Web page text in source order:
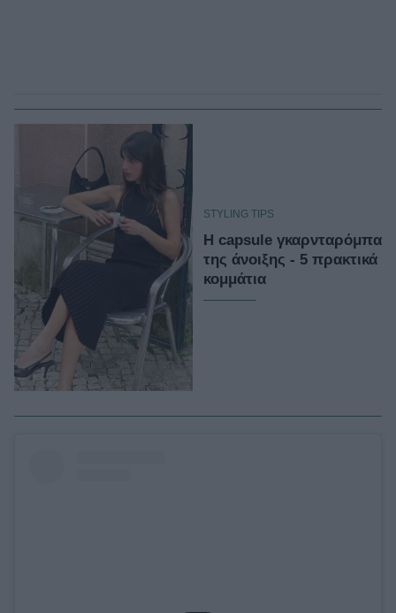
STYLING TIPS
Η capsule γκαρνταρόμπα
της άνοιξης - 5 πρακτικά
κομμάτια